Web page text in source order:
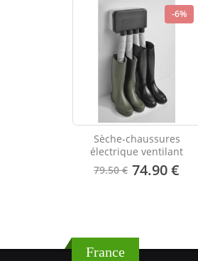
-6%
Sèche-chaussures
électrique ventilant
79.50 € 74.90 €
France